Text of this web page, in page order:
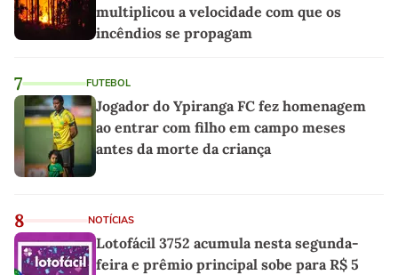
multiplicou a velocidade com que os
incêndios se propagam
7 FUTEBOL
Jogador do Ypiranga FC fez homenagem
ao entrar com filho em campo meses
antes da morte da criança
8 NOTÍCIAS
Lotofácil 3752 acumula nesta segunda-
feira e prêmio principal sobe para R$ 5